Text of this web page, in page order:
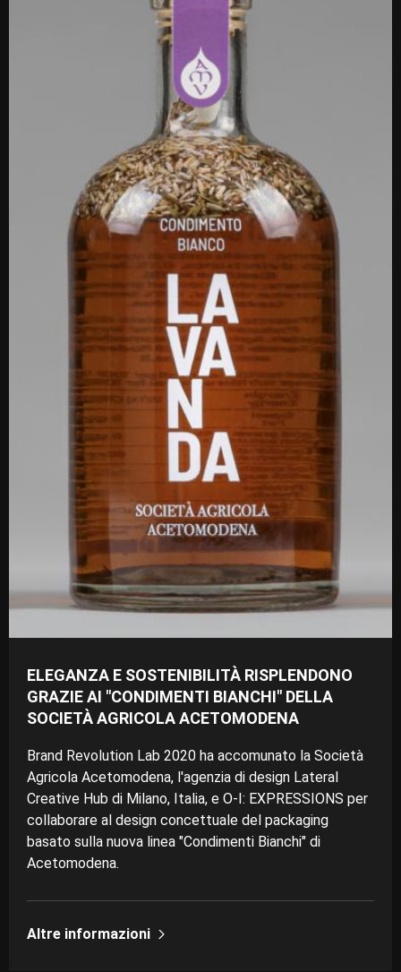
ELEGANZA E SOSTENIBILITÀ RISPLENDONO
GRAZIE AI "CONDIMENTI BIANCHI" DELLA
SOCIETÀ AGRICOLA ACETOMODENA
Brand Revolution Lab 2020 ha accomunato la Società
Agricola Acetomodena, l'agenzia di design Lateral
Creative Hub di Milano, Italia, e O-I: EXPRESSIONS per
collaborare al design concettuale del packaging
basato sulla nuova linea "Condimenti Bianchi" di
Acetomodena.
Altre informazioni